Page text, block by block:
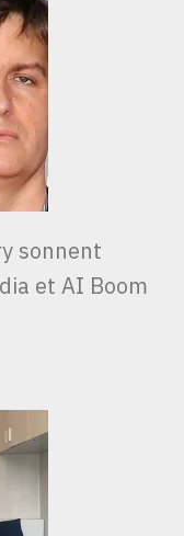
sonnent
et AI Boom